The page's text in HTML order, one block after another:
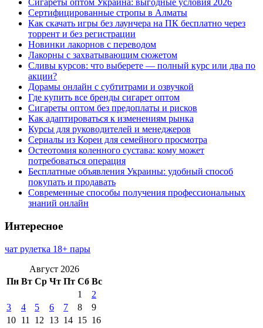
Сигареты оптом Украина: выгодные условия 2026
Сертифицированные стропы в Алматы
Как скачать игры без лаунчера на ПК бесплатно через
торрент и без регистрации
Новинки лакорнов с переводом
Лакорны с захватывающим сюжетом
Сливы курсов: что выберете — полный курс или два по
акции?
Дорамы онлайн с субтитрами и озвучкой
Где купить все бренды сигарет оптом
Сигареты оптом без предоплаты и рисков
Как адаптироваться к изменениям рынка
Курсы для руководителей и менеджеров
Сериалы из Кореи для семейного просмотра
Остеотомия коленного сустава: кому может
потребоваться операция
Бесплатные объявления Украины: удобный способ
покупать и продавать
Современные способы получения профессиональных
знаний онлайн
Интересное
чат рулетка 18+ пары
Август 2026
Пн Вт Ср Чт Пт Сб Вс
1
2
3
4 5 6 7 8
9
10 11 12 13 14 15 16